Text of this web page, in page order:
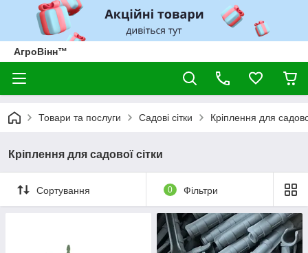
АгроВінн™
Товари та послуги Садові сітки Кріплення для
Кріплення для садової сітки
Сортування 0 Фільтри